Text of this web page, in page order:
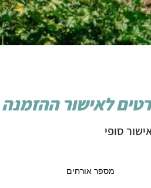
רטים לאישור ההזמנה
סופי
מספר אורחים